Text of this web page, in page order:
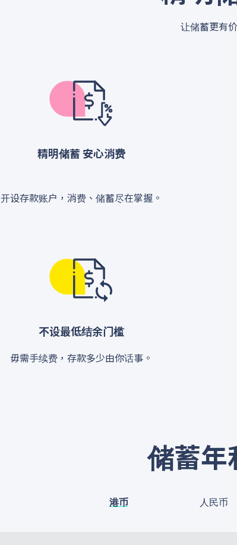
让储蓄更有
精明储蓄 安心消费
开设存款账户，消费、储蓄尽在掌握。
不设最低结余门槛
毋需手续费，存款多少由你话事。
储蓄年
港币 人民币